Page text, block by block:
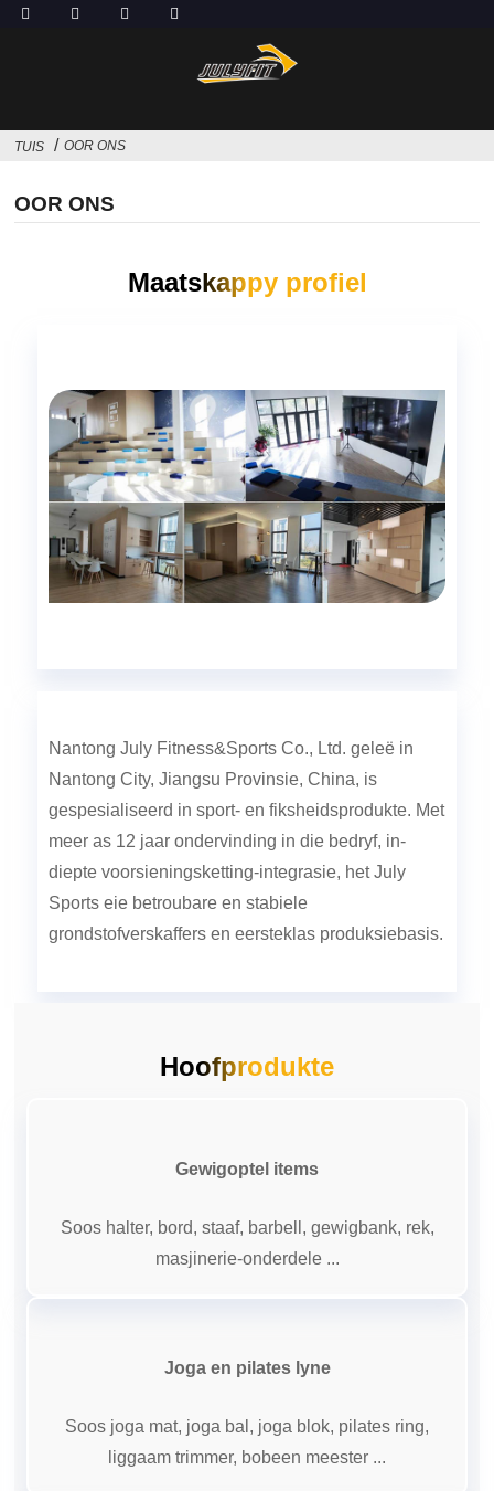
TUIS OOR ONS
OOR ONS
Maatskappy profiel
Nantong July Fitness&Sports Co., Ltd. geleë in
Nantong City, Jiangsu Provinsie, China, is
gespesialiseerd in sport- en fiksheidsprodukte. Met
meer as 12 jaar ondervinding in die bedryf, in-
diepte voorsieningsketting-integrasie, het July
Sports eie betroubare en stabiele
grondstofverskaffers en eersteklas produksiebasis.
Hoofprodukte
Gewigoptel items
Soos halter, bord, staaf, barbell, gewigbank, rek,
masjinerie-onderdele ...
Joga en pilates lyne
Soos joga mat, joga bal, joga blok, pilates ring,
liggaam trimmer, bobeen meester ...